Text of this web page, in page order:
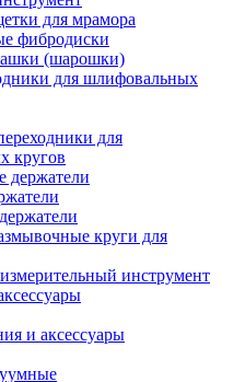
для мрамора
фибродиски
(шарошки)
для шлифовальных
для
кругов
круги для
инструмент
и аксессуары